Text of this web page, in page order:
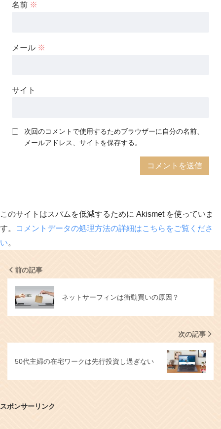
名前 ※
メール ※
サイト
次回のコメントで使用するためブラウザーに自分の名前、
メールアドレス、サイトを保存する。
このサイトはスパムを低減するために Akismet を使っていま
す。
コメントデータの処理方法の詳細はこちらをご覧くださ
い。
前の記事
ネットサーフィンは衝動買いの原因？
次の記事
50代主婦の在宅ワークは先行投資し過ぎない
スポンサーリンク